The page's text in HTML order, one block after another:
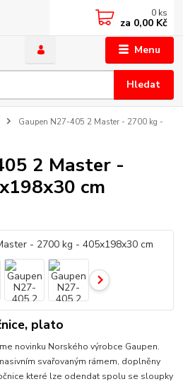
Menu
Hledat
0 ks
za 0,00 Kč
Gaupen N27-405 2 Master - 2700 kg -
2 Master -
cm
plato
novinku Norského výrobce Gaupen.
svařovaným rámem, doplněny
které lze odendat spolu se sloupky